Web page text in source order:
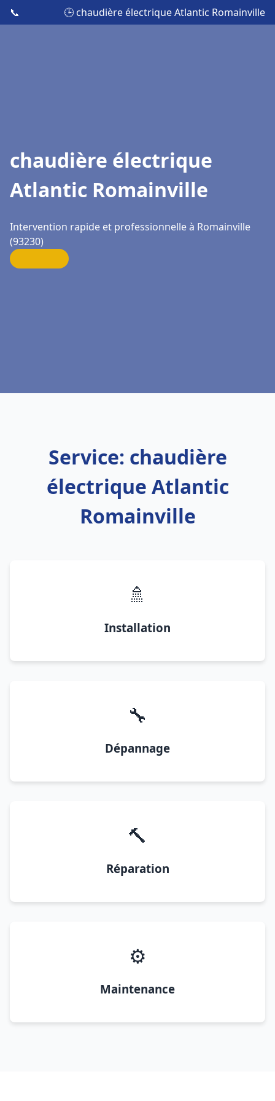
📞 🕒 chaudière électrique Atlantic Romainville
chaudière électrique
Atlantic Romainville
Intervention rapide et professionnelle à Romainville
(93230)
Service: chaudière
électrique Atlantic
Romainville
🚿
Installation
🔧
Dépannage
🔨
Réparation
⚙️
Maintenance